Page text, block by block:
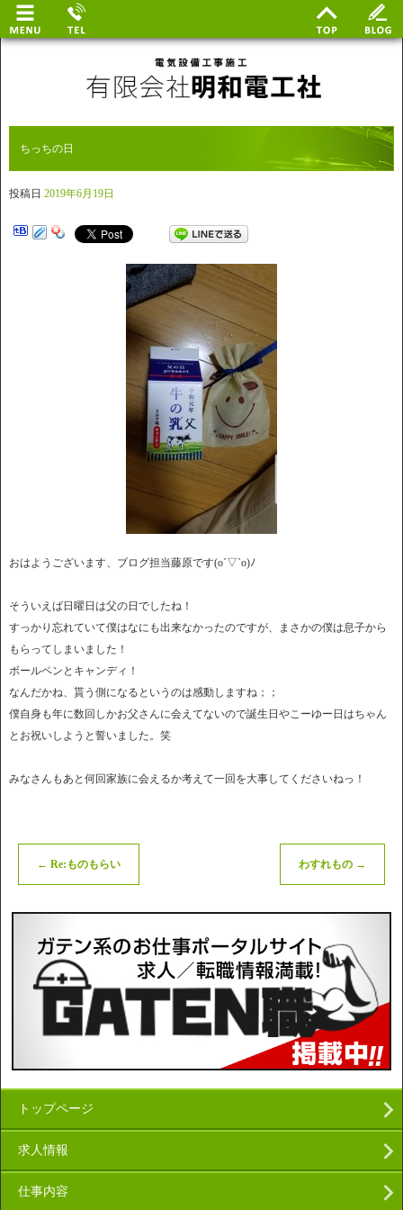
ちっちの日
投稿日 2019年6月19日
おはようございます、ブログ担当藤原です(o´▽`o)ﾉ
そういえば日曜日は父の日でしたね！
すっかり忘れていて僕はなにも出来なかったのですが、まさかの僕は息子から
もらってしまいました！
ボールペンとキャンディ！
なんだかね、貰う側になるというのは感動しますね；；
僕自身も年に数回しかお父さんに会えてないので誕生日やこーゆー日はちゃん
とお祝いしようと誓いました。笑
みなさんもあと何回家族に会えるか考えて一回を大事してくださいねっ！
← Re:ものもらい わすれもの →
トップページ
求人情報
仕事内容